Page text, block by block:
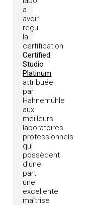
a
avoir
reçu
la
certification
Certified
Studio
Platinum,
attribuée
par
Hahnemühle
aux
meilleurs
laboratoires
professionnels
qui
possèdent
d'une
part
une
excellente
maîtrise